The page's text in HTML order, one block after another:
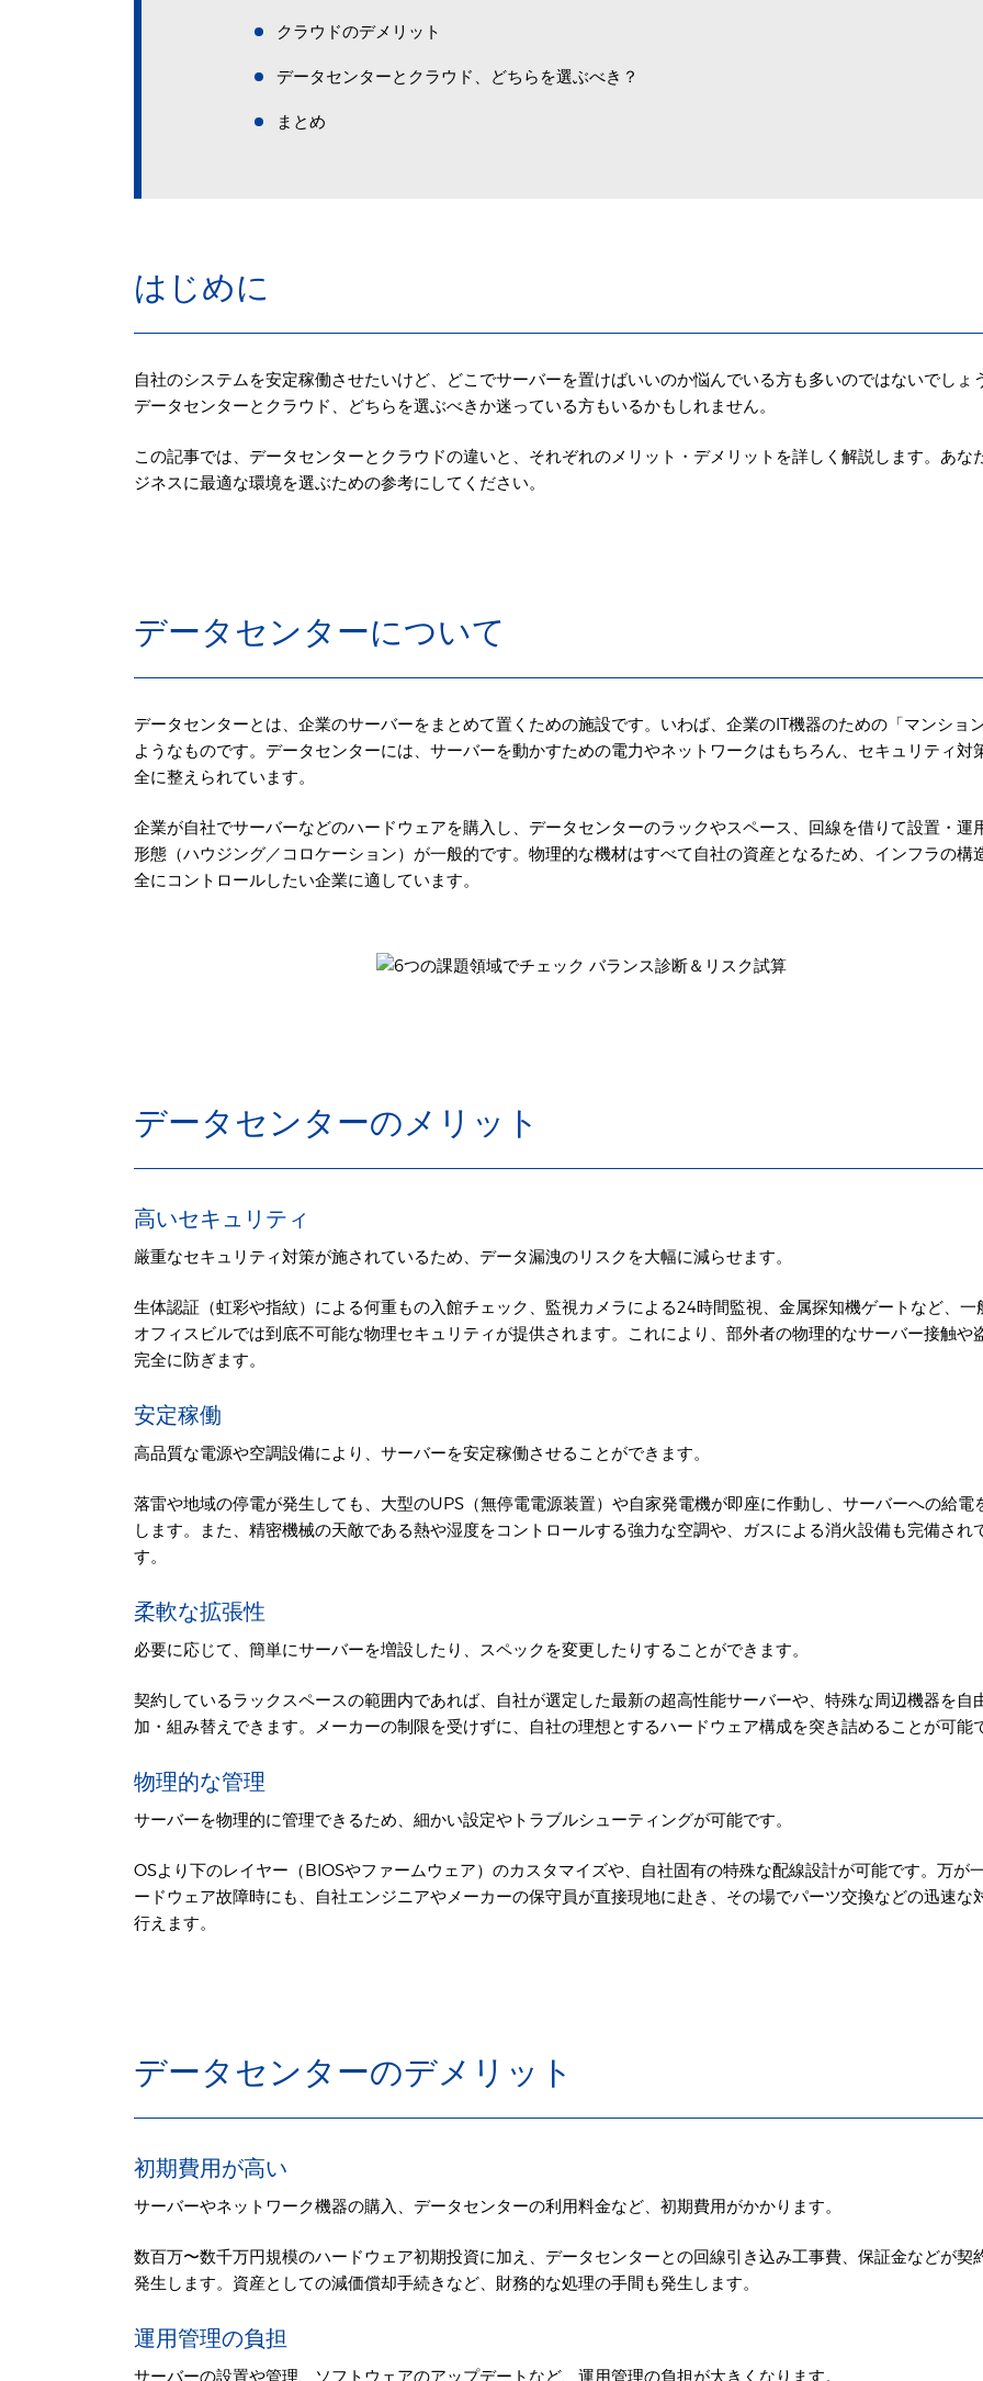
クラウドのデメリット
データセンターとクラウド、どちらを選ぶべき？
まとめ
はじめに
自社のシステムを安定稼働させたいけど、どこでサーバーを置けばいいのか悩んでいる方も多いのではないでしょ
データセンターとクラウド、どちらを選ぶべきか迷っている方もいるかもしれません。
この記事では、データセンターとクラウドの違いと、それぞれのメリット・デメリットを詳しく解説します。あな
ジネスに最適な環境を選ぶための参考にしてください。
データセンターについて
データセンターとは、企業のサーバーをまとめて置くための施設です。いわば、企業のIT機器のための「マンショ
ようなものです。データセンターには、サーバーを動かすための電力やネットワークはもちろん、セキュリティ対
全に整えられています。
企業が自社でサーバーなどのハードウェアを購入し、データセンターのラックやスペース、回線を借りて設置・運
形態（ハウジング／コロケーション）が一般的です。物理的な機材はすべて自社の資産となるため、インフラの構
全にコントロールしたい企業に適しています。
データセンターのメリット
高いセキュリティ
厳重なセキュリティ対策が施されているため、データ漏洩のリスクを大幅に減らせます。
生体認証（虹彩や指紋）による何重もの入館チェック、監視カメラによる24時間監視、金属探知機ゲートなど、一
オフィスビルでは到底不可能な物理セキュリティが提供されます。これにより、部外者の物理的なサーバー接触や
完全に防ぎます。
安定稼働
高品質な電源や空調設備により、サーバーを安定稼働させることができます。
落雷や地域の停電が発生しても、大型のUPS（無停電電源装置）や自家発電機が即座に作動し、サーバーへの給電
します。また、精密機械の天敵である熱や湿度をコントロールする強力な空調や、ガスによる消火設備も完備され
す。
柔軟な拡張性
必要に応じて、簡単にサーバーを増設したり、スペックを変更したりすることができます。
契約しているラックスペースの範囲内であれば、自社が選定した最新の超高性能サーバーや、特殊な周辺機器を自
加・組み替えできます。メーカーの制限を受けずに、自社の理想とするハードウェア構成を突き詰めることが可能
物理的な管理
サーバーを物理的に管理できるため、細かい設定やトラブルシューティングが可能です。
OSより下のレイヤー（BIOSやファームウェア）のカスタマイズや、自社固有の特殊な配線設計が可能です。万が
ードウェア故障時にも、自社エンジニアやメーカーの保守員が直接現地に赴き、その場でパーツ交換などの迅速な
行えます。
データセンターのデメリット
初期費用が高い
サーバーやネットワーク機器の購入、データセンターの利用料金など、初期費用がかかります。
数百万〜数千万円規模のハードウェア初期投資に加え、データセンターとの回線引き込み工事費、保証金などが契
発生します。資産としての減価償却手続きなど、財務的な処理の手間も発生します。
運用管理の負担
サーバーの設置や管理、ソフトウェアのアップデートなど、運用管理の負担が大きくなります。